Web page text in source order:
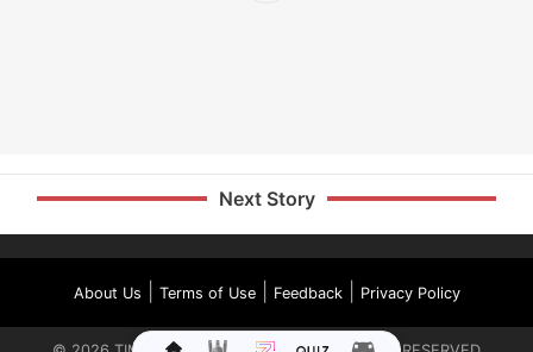
Next Story
About Us Terms of Use| Feedback| Privacy Policy